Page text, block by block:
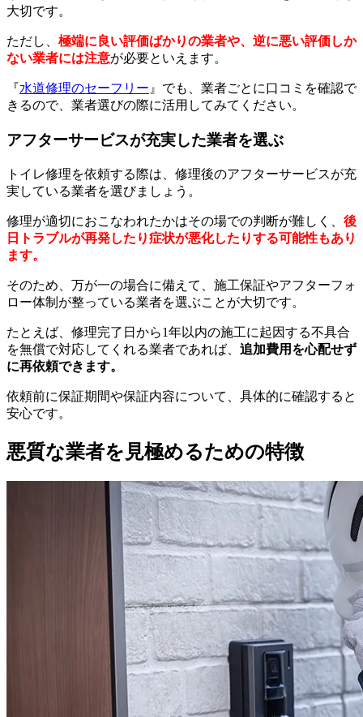
大切です。
ただし、 極端に良い評価ばかりの業者や、逆に悪い評価しか
ない業者には注意が必要といえます。
『 水道修理のセーフリー』でも、業者ごとに口コミを確認で
きるので、業者選びの際に活用してみてください。
アフターサービスが充実した業者を選ぶ
トイレ修理を依頼する際は、修理後のアフターサービスが充
実している業者を選びましょう。
修理が適切におこなわれたかはその場での判断が難しく、 後
日トラブルが再発したり症状が悪化したりする可能性もあり
ます。
そのため、万が一の場合に備えて、施工保証やアフターフォ
ロー体制が整っている業者を選ぶことが大切です。
たとえば、修理完了日から1年以内の施工に起因する不具合
を無償で対応してくれる業者であれば、 追加費用を心配せず
に再依頼できます。
依頼前に保証期間や保証内容について、具体的に確認すると
安心です。
悪質な業者を見極めるための特徴